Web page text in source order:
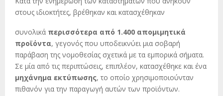
στους ιδιοκτήτες, βρέθηκαν και κατασχέθηκαν
συνολικά περισσότερα από 1.400 απομιμητικά
προϊόντα, γεγονός που υποδεικνύει μια σοβαρή
παράβαση της νομοθεσίας σχετικά με τα εμπορικά σήματα.
Σε μία από τις περιπτώσεις, επιπλέον, κατασχέθηκε και ένα
μηχάνημα εκτύπωσης, το οποίο χρησιμοποιούνταν
πιθανόν για την παραγωγή αυτών των προϊόντων.